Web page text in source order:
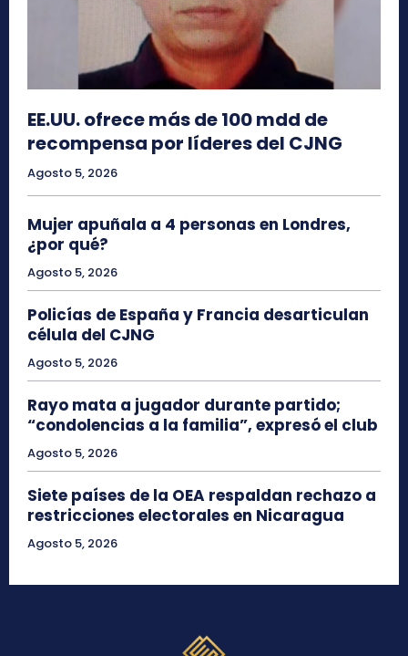
EE.UU. ofrece más de 100 mdd de
recompensa por líderes del CJNG
Agosto 5, 2026
Mujer apuñala a 4 personas en Londres,
¿por qué?
Agosto 5, 2026
Policías de España y Francia desarticulan
célula del CJNG
Agosto 5, 2026
Rayo mata a jugador durante partido;
“condolencias a la familia”, expresó el club
Agosto 5, 2026
Siete países de la OEA respaldan rechazo a
restricciones electorales en Nicaragua
Agosto 5, 2026